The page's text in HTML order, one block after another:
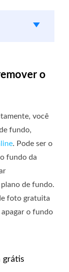
o
você
fundo,
. Pode ser o
fundo da
de fundo.
foto gratuita
o fundo
grátis